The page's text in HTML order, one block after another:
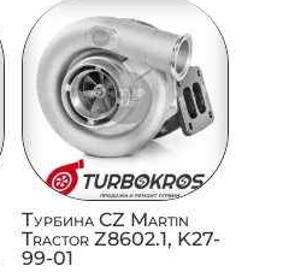
Турбина CZ Martin
Tractor Z8602.1, K27-
99-01